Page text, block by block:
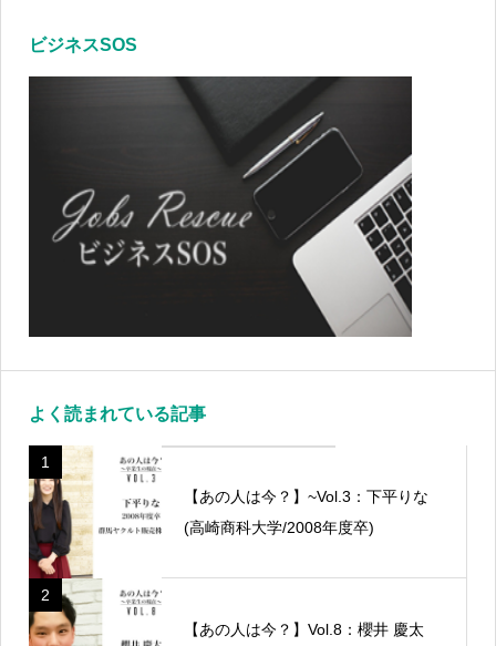
ビジネスSOS
よく読まれている記事
1
【あの人は今？】~Vol.3：下平りな
(高崎商科大学/2008年度卒)
2
【あの人は今？】Vol.8：櫻井 慶太